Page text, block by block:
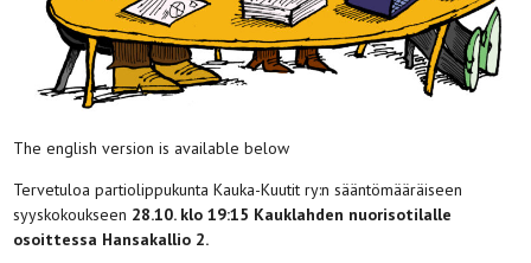
The english version is available below
Tervetuloa partiolippukunta Kauka-Kuutit ry:n sääntömääräiseen
syyskokoukseen 28.10. klo 19:15 Kauklahden nuorisotilalle
osoittessa Hansakallio 2.